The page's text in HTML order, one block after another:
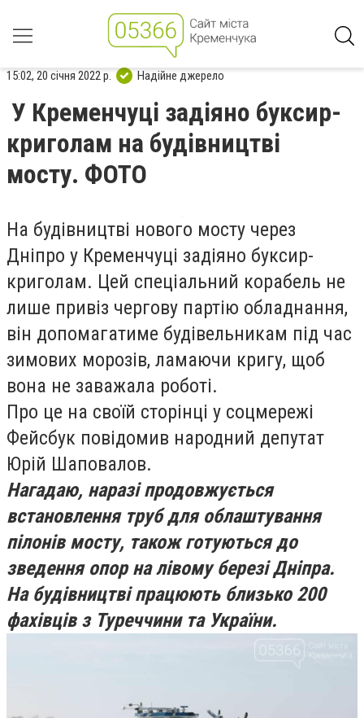
15:02, 20 січня 2022 р. Надійне джерело
У Кременчуці задіяно буксир-
криголам на будівництві
мосту. ФОТО
На будівництві нового мосту через
Дніпро у Кременчуці задіяно буксир-
криголам. Цей спеціальний корабель не
лише привіз чергову партію обладнання,
він допомагатиме будівельникам під час
зимових морозів, ламаючи кригу, щоб
вона не заважала роботі.
Про це на своїй сторінці у соцмережі
Фейсбук повідомив народний депутат
Юрій Шаповалов.
Нагадаю, наразі продовжується
встановлення труб для облаштування
пілонів мосту, також готуються до
зведення опор на лівому березі Дніпра.
На будівництві працюють близько 200
фахівців з Туреччини та України.